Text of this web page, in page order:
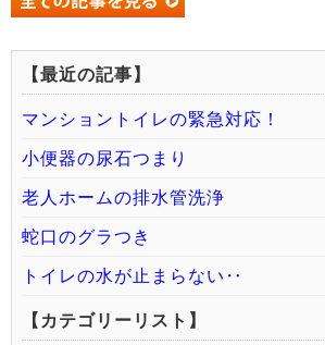
【最近の記事】
マンショントイレの緊急対応！
小便器の尿石つまり
老人ホームの排水管洗浄
蛇口のグラつき
トイレの水が止まらない‥
【カテゴリーリスト】